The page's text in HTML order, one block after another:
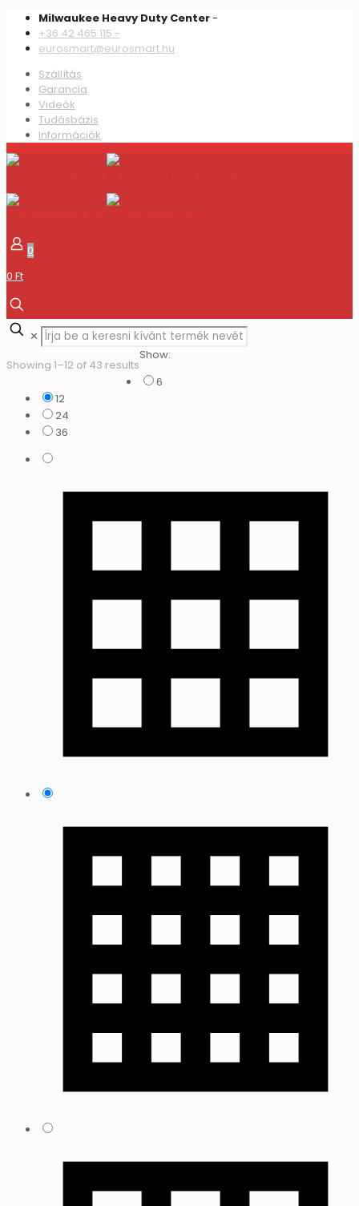
Milwaukee Heavy Duty Center-
+36 42 465 115 -
eurosmart@eurosmart.hu
Szállítás
Garancia
Videók
Tudásbázis
Információk
0
0 Ft
✕
Showing 1–12 of 43 results
Show:
6
12
24
36